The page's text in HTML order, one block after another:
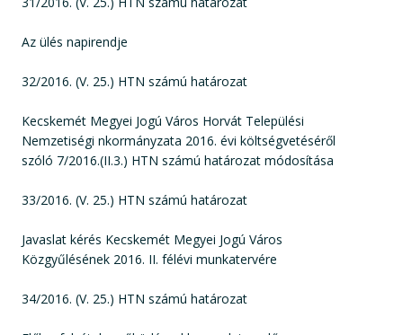
Az ülés napirendje
32/2016. (V. 25.) HTN számú határozat
Kecskemét Megyei Jogú Város Horvát Települési
Nemzetiségi nkormányzata 2016. évi költségvetéséről
szóló 7/2016.(II.3.) HTN számú határozat módosítása
33/2016. (V. 25.) HTN számú határozat
Javaslat kérés Kecskemét Megyei Jogú Város
Közgyűlésének 2016. II. félévi munkatervére
34/2016. (V. 25.) HTN számú határozat